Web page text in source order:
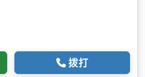
拨打